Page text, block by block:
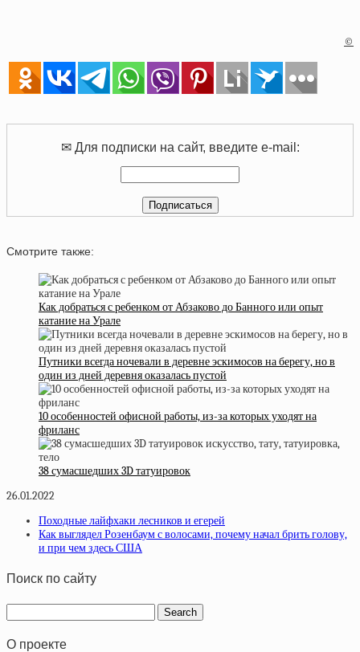
©
✉ Для подписки на сайт, введите e-mail:
Смотрите также:
Как добраться с ребенком от Абзаково до Банного или опыт
катание на Урале
Путники всегда ночевали в деревне эскимосов на берегу, но в
один из дней деревня оказалась пустой
10 особенностей офисной работы, из-за которых уходят на
фриланс
38 сумасшедших 3D татуировок
26.01.2022
Походные лайфхаки лесников и егерей
Как выглядел Розенбаум с волосами, почему начал брить голову,
и при чем здесь США
Поиск по сайту
О проекте